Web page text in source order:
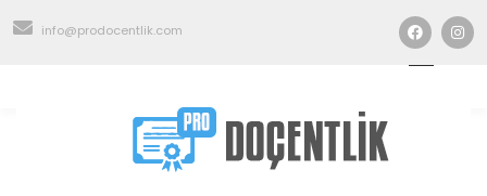
info@prodocentlik.com